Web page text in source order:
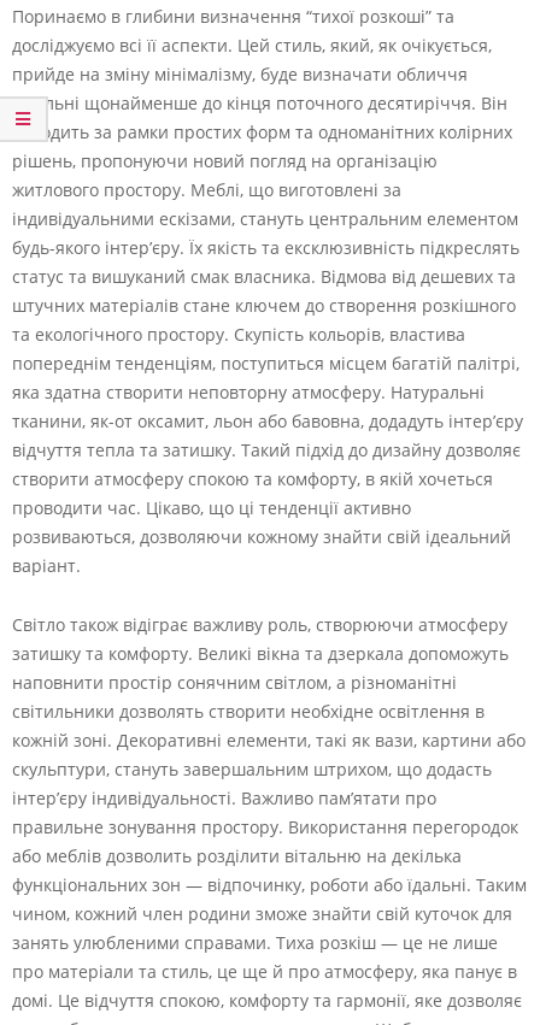
Поринаємо в глибини визначення “тихої розкоші” та
досліджуємо всі її аспекти. Цей стиль, який, як очікується,
прийде на зміну мінімалізму, буде визначати обличчя
вітальні щонайменше до кінця поточного десятиріччя. Він
виходить за рамки простих форм та одноманітних колірних
рішень, пропонуючи новий погляд на організацію
житлового простору. Меблі, що виготовлені за
індивідуальними ескізами, стануть центральним елементом
будь-якого інтер’єру. Їх якість та ексклюзивність підкреслять
статус та вишуканий смак власника. Відмова від дешевих та
штучних матеріалів стане ключем до створення розкішного
та екологічного простору. Скупість кольорів, властива
попереднім тенденціям, поступиться місцем багатій палітрі,
яка здатна створити неповторну атмосферу. Натуральні
тканини, як-от оксамит, льон або бавовна, додадуть інтер’єру
відчуття тепла та затишку. Такий підхід до дизайну дозволяє
створити атмосферу спокою та комфорту, в якій хочеться
проводити час. Цікаво, що ці тенденції активно
розвиваються, дозволяючи кожному знайти свій ідеальний
варіант.
Світло також відіграє важливу роль, створюючи атмосферу
затишку та комфорту. Великі вікна та дзеркала допоможуть
наповнити простір сонячним світлом, а різноманітні
світильники дозволять створити необхідне освітлення в
кожній зоні. Декоративні елементи, такі як вази, картини або
скульптури, стануть завершальним штрихом, що додасть
інтер’єру індивідуальності. Важливо пам’ятати про
правильне зонування простору. Використання перегородок
або меблів дозволить розділити вітальню на декілька
функціональних зон — відпочинку, роботи або їдальні. Таким
чином, кожний член родини зможе знайти свій куточок для
занять улюбленими справами. Тиха розкіш — це не лише
про матеріали та стиль, це ще й про атмосферу, яка панує в
домі. Це відчуття спокою, комфорту та гармонії, яке дозволяє